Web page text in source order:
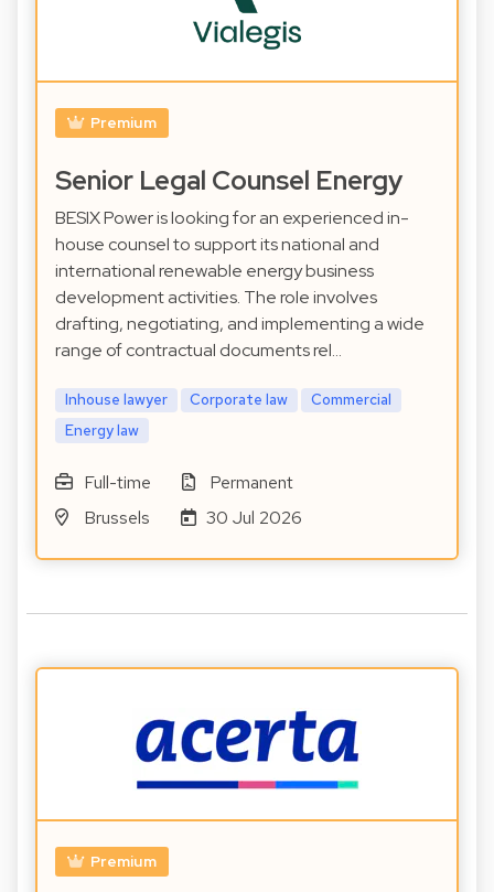
Premium
Senior Legal Counsel Energy
BESIX Power is looking for an experienced in-
house counsel to support its national and
international renewable energy business
development activities. The role involves
drafting, negotiating, and implementing a wide
range of contractual documents rel…
Inhouse lawyer Corporate law
Commercial
Energy law
Full-time
Permanent
Brussels
30 Jul 2026
Premium